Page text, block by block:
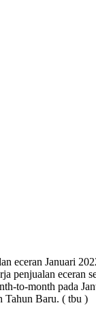
eceran Januari
penjualan eceran
to-month pada
Tahun Baru. ( tbu )